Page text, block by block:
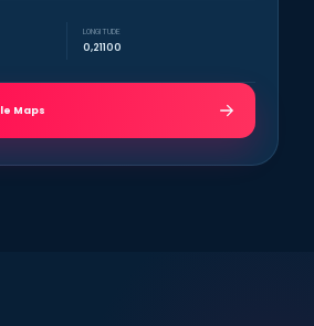
LONGITUDE
0,21100
Maps